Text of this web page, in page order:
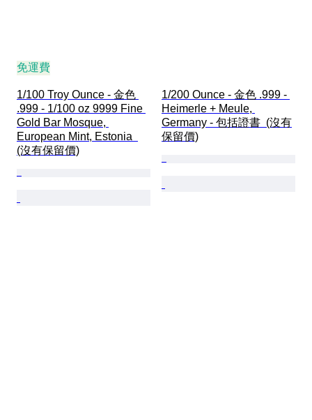
免運費
1/100 Troy Ounce - 金色
.999 - 1/100 oz 9999 Fine
Gold Bar Mosque,
European Mint, Estonia
(沒有保留價)
1/200 Ounce - 金色 .999 -
Heimerle + Meule,
Germany - 包括證書  (沒有
保留價)